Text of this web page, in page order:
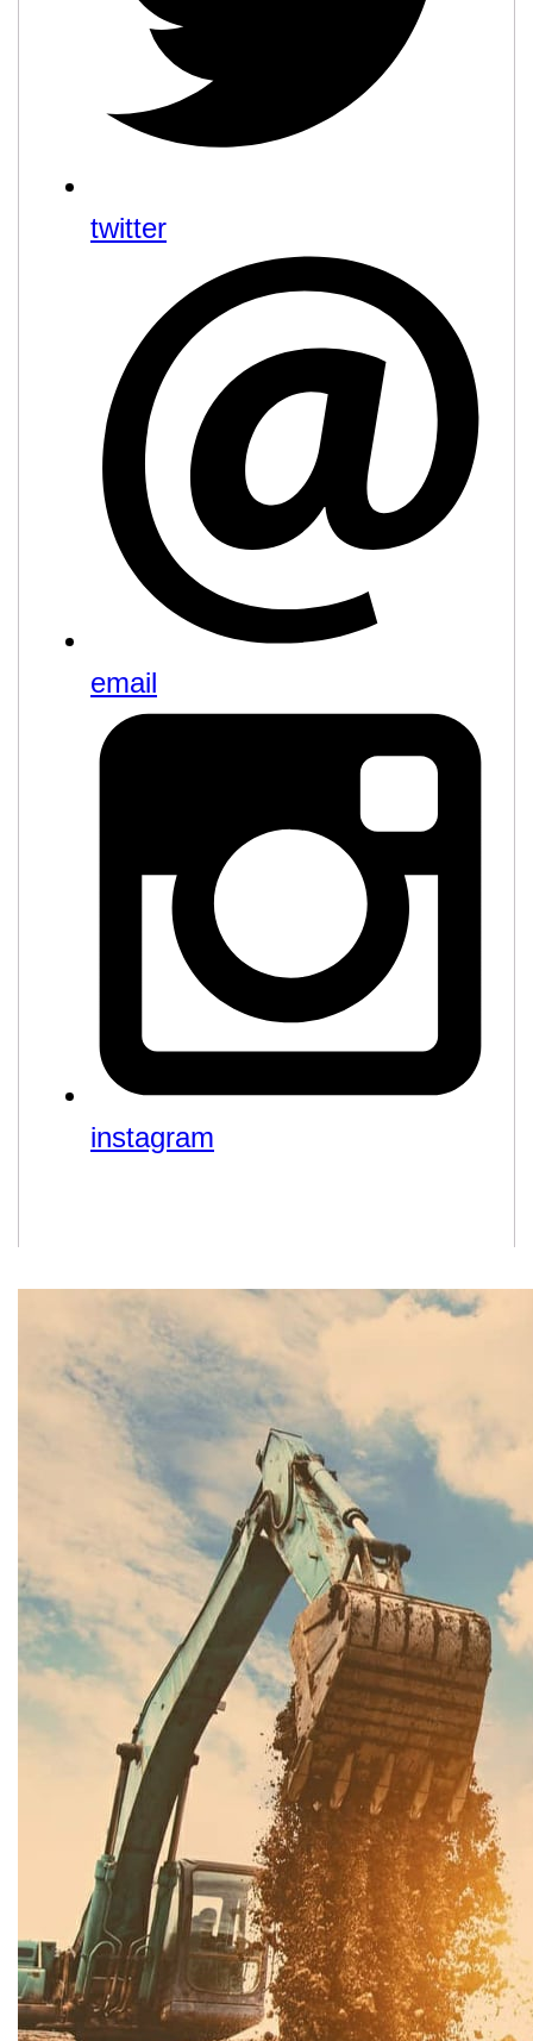
twitter
email
instagram